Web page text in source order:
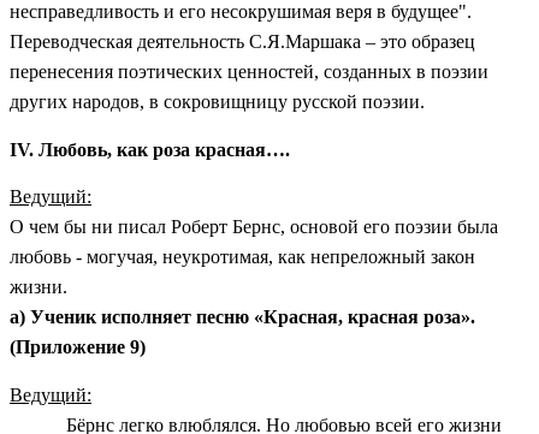
несправедливость и его несокрушимая веря в будущее".
Переводческая деятельность С.Я.Маршака – это образец
перенесения поэтических ценностей, созданных в поэзии
других народов, в сокровищницу русской поэзии.
IV. Любовь, как роза красная….
Ведущий:
О чем бы ни писал Роберт Бернс, основой его поэзии была
любовь - могучая, неукротимая, как непреложный закон
жизни.
а) Ученик исполняет песню «Красная, красная роза».
(Приложение 9)
Ведущий:
Бёрнс легко влюблялся. Но любовью всей его жизни